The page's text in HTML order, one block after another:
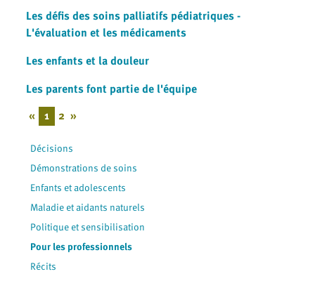
Les défis des soins palliatifs pédiatriques -
L'évaluation et les médicaments
Les enfants et la douleur
Les parents font partie de l'équipe
« 1 2 »
Décisions
Démonstrations de soins
Enfants et adolescents
Maladie et aidants naturels
Politique et sensibilisation
Pour les professionnels
Récits